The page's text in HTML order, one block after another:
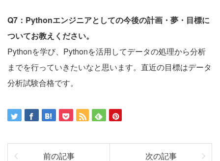
Q7：Pythonエンジニアとしての今後の計画・夢・目標に
ついてお教えください。
Pythonを学び、Pythonを活用してデータの処理から分析
までを行っていきたいなと思います。直近の目標はデータ
分析試験合格です。
前の記事 次の記事